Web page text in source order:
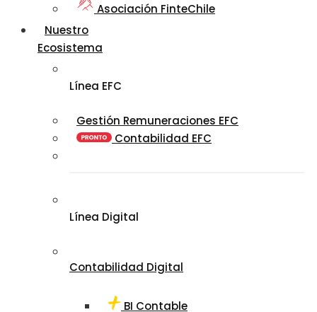
Asociación FinteChile
Nuestro
Ecosistema
Línea EFC
Gestión Remuneraciones EFC
Contabilidad EFC
Línea Digital
Contabilidad Digital
BI Contable